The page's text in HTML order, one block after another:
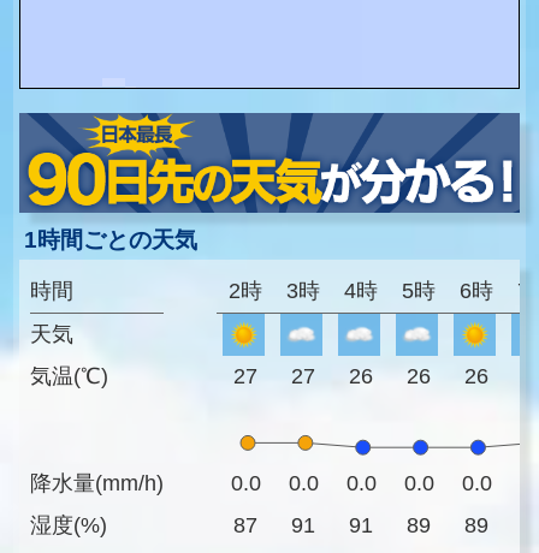
1時間ごとの天気
時間
天気
気温(℃)
降水量(mm/h)
湿度(%)
2時 3時 4時 5時 6時 7
27 27 26 26 26
0.0 0.0 0.0 0.0 0.0
87
91 91 89 89